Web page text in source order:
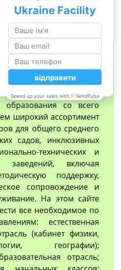
единственный в
член
организации
производителей
образования со всего
широкий ассортимент
для общего среднего
садов, инклюзивных
технических и
заведений, включая
поддержку,
сопровождение и
На этом сайте
все необходимое по
естественная
(кабинет физики,
географии);
отрасль;